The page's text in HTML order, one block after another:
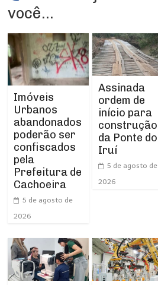
você...
Imóveis
Urbanos
abandonados
poderão ser
confiscados
pela
Prefeitura de
Cachoeira
5 de agosto de
2026
Assinada
ordem de
início para
construção
da Ponte do
Iruí
5 de agosto de
2026